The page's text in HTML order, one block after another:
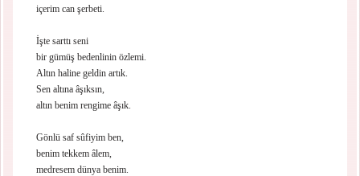
içerim can şerbeti.
İşte sarttı seni
bir gümüş bedenlinin özlemi.
Altın haline geldin artık.
Sen altına âşıksın,
altın benim rengime âşık.
Gönlü saf sûfiyim ben,
benim tekkem âlem,
medresem dünya benim.